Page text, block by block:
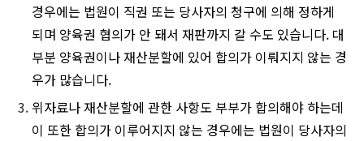
경우에는 법원이 직권 또는 당사자의 청구에 의해 정하게
되며 양육권 협의가 안 돼서 재판까지 갈 수도 있습니다. 대
부분 양육권이나 재산분할에 있어 합의가 이뤄지지 않는 경
우가 많습니다.
위자료나 재산분할에 관한 사항도 부부가 합의해야 하는데
이 또한 합의가 이루어지지 않는 경우에는 법원이 당사자의